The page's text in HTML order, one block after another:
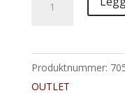
C
og
QC
Produktnummer:
OUTLET